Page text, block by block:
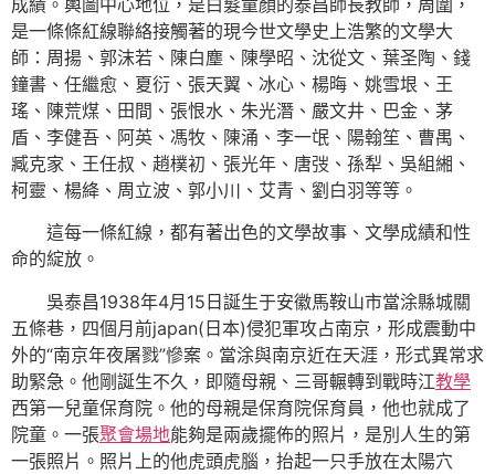
是一條條紅線聯絡接觸著的現今世文學史上浩繁的文學大
師：周揚、郭沫若、陳白塵、陳學昭、沈從文、葉圣陶、錢
鐘書、任繼愈、夏衍、張天翼、冰心、楊晦、姚雪垠、王
瑤、陳荒煤、田間、張恨水、朱光潛、嚴文井、巴金、茅
盾、李健吾、阿英、馮牧、陳涌、李一氓、陽翰笙、曹禺、
臧克家、王任叔、趙樸初、張光年、唐弢、孫犁、吳組緗、
柯靈、楊絳、周立波、郭小川、艾青、劉白羽等等。
這每一條紅線，都有著出色的文學故事、文學成績和性
命的綻放。
吳泰昌1938年4月15日誕生于安徽馬鞍山市當涂縣城關
五條巷，四個月前japan(日本)侵犯軍攻占南京，形成震動中
外的“南京年夜屠戮”慘案。當涂與南京近在天涯，形式異常求
助緊急。他剛誕生不久，即隨母親、三哥輾轉到戰時江教學
西第一兒童保育院。他的母親是保育院保育員，他也就成了
院童。一張聚會場地能夠是兩歲擺佈的照片，是別人生的第
一張照片。照片上的他虎頭虎腦，抬起一只手放在太陽穴